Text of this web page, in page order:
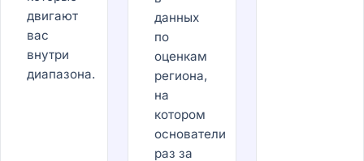
двигают
вас
внутри
диапазона.
данных
по
оценкам
региона,
на
котором
основатели
раз за